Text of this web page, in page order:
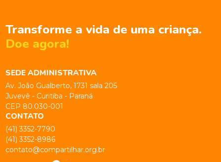
Transforme a vida de uma criança.
Doe agora!
SEDE ADMINISTRATIVA
Av. João Gualberto, 1731 sala 205
Juvevê - Curitiba - Paraná
CEP 80.030-001
CONTATO
(41) 3352-7790
(41) 3352-8986
contato@compartilhar.org.br